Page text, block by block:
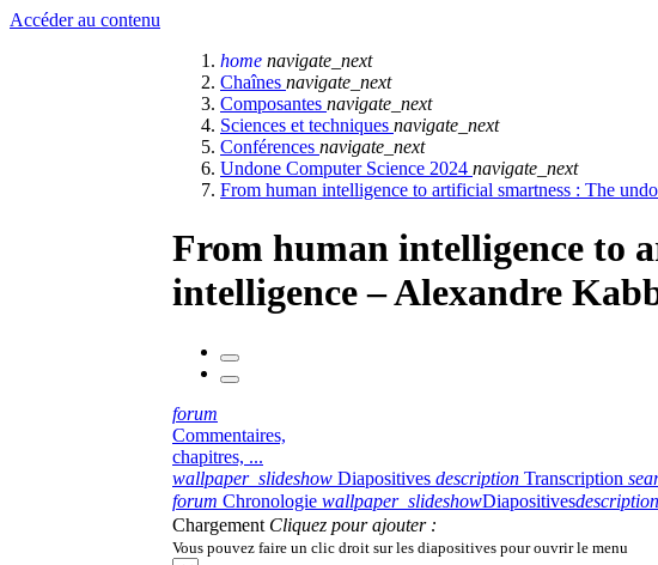
Accéder au contenu
home navigate_next
Chaînes navigate_next
Composantes navigate_next
Sciences et techniques navigate_next
Conférences navigate_next
Undone Computer Science 2024 navigate_next
From human intelligence to artificial smartness : The
From human intelligence to
intelligence – Alexandre
forum
Commentaires,
chapitres, ...
wallpaper_slideshow Diapositives description Transcription
forum Chronologie wallpaper_slideshowDiapositivesdescription
Chargement Cliquez pour ajouter :
Vous pouvez faire un clic droit sur les diapositives pour ouvrir le menu